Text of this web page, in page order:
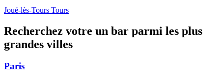
Joué-lès-Tours Tours
Recherchez votre un bar parmi les plus
grandes villes
Paris